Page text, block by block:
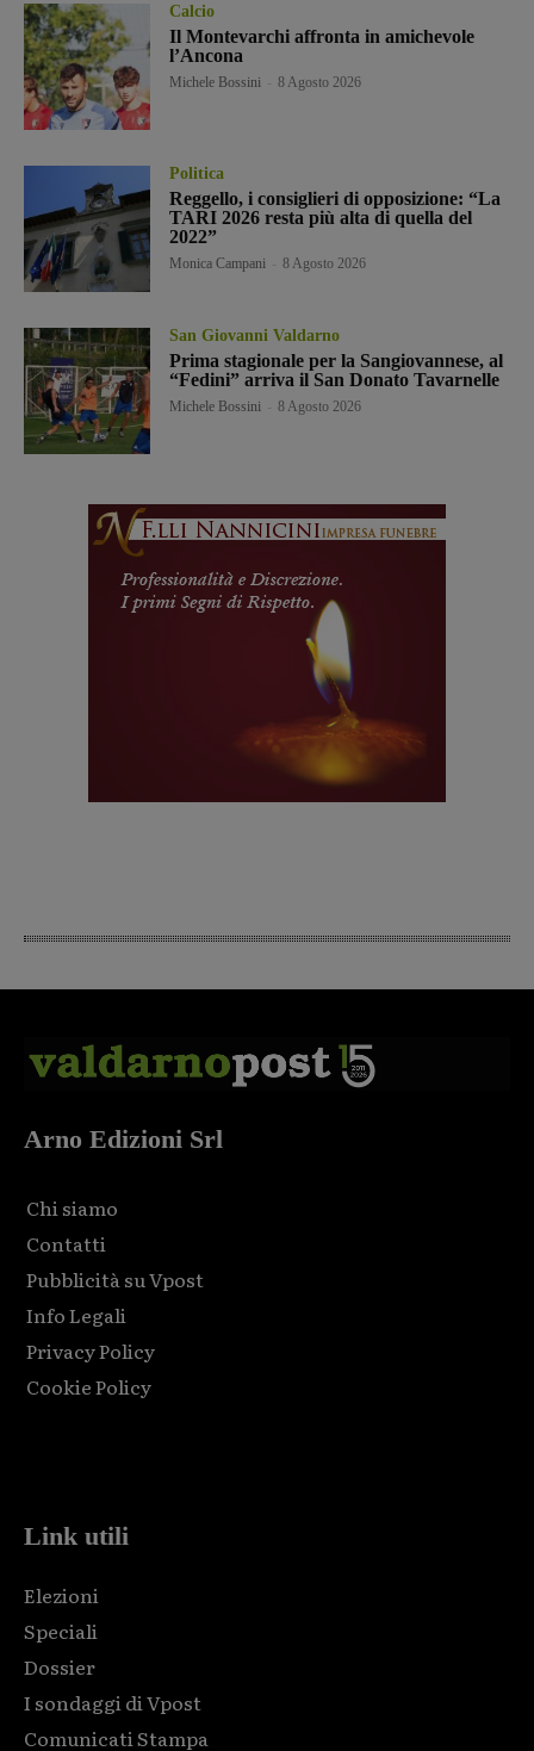
Calcio
Il Montevarchi affronta in amichevole
l’Ancona
Michele Bossini 8 Agosto 2026
Politica
Reggello, i consiglieri di opposizione: “La
TARI 2026 resta più alta di quella del
2022”
Monica Campani 8 Agosto 2026
San Giovanni Valdarno
Prima stagionale per la Sangiovannese, al
“Fedini” arriva il San Donato Tavarnelle
Michele Bossini 8 Agosto 2026
Arno Edizioni Srl
Chi siamo
Contatti
Pubblicità su Vpost
Info Legali
Privacy Policy
Cookie Policy
Link utili
Elezioni
Speciali
Dossier
I sondaggi di Vpost
Comunicati Stampa